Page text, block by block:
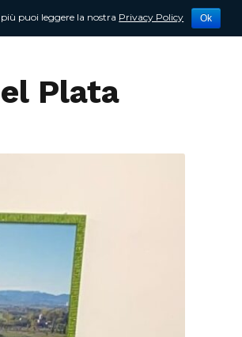
Contattami
Plata
puoi leggere la nostra Privacy Policy Ok